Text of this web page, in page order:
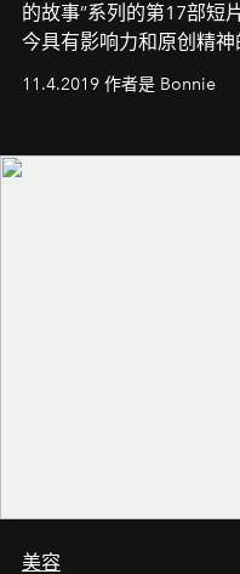
的故事”系列的第17部短
今具有影响力和原创精
21世纪的空虚浮华与女性
11.4.2019 作者是 Bonnie
美容